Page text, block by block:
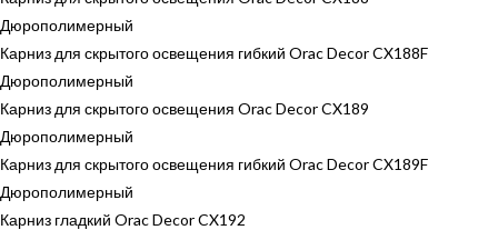
Дюрополимерный
Карниз для скрытого освещения гибкий Orac Decor CX188F
Дюрополимерный
Карниз для скрытого освещения Orac Decor CX189
Дюрополимерный
Карниз для скрытого освещения гибкий Orac Decor CX189F
Дюрополимерный
Карниз гладкий Orac Decor CX192